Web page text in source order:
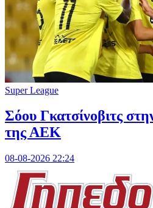
Super League
Σόου Γκατσίνοβιτς
της ΑΕΚ
08-08-2026 22:24